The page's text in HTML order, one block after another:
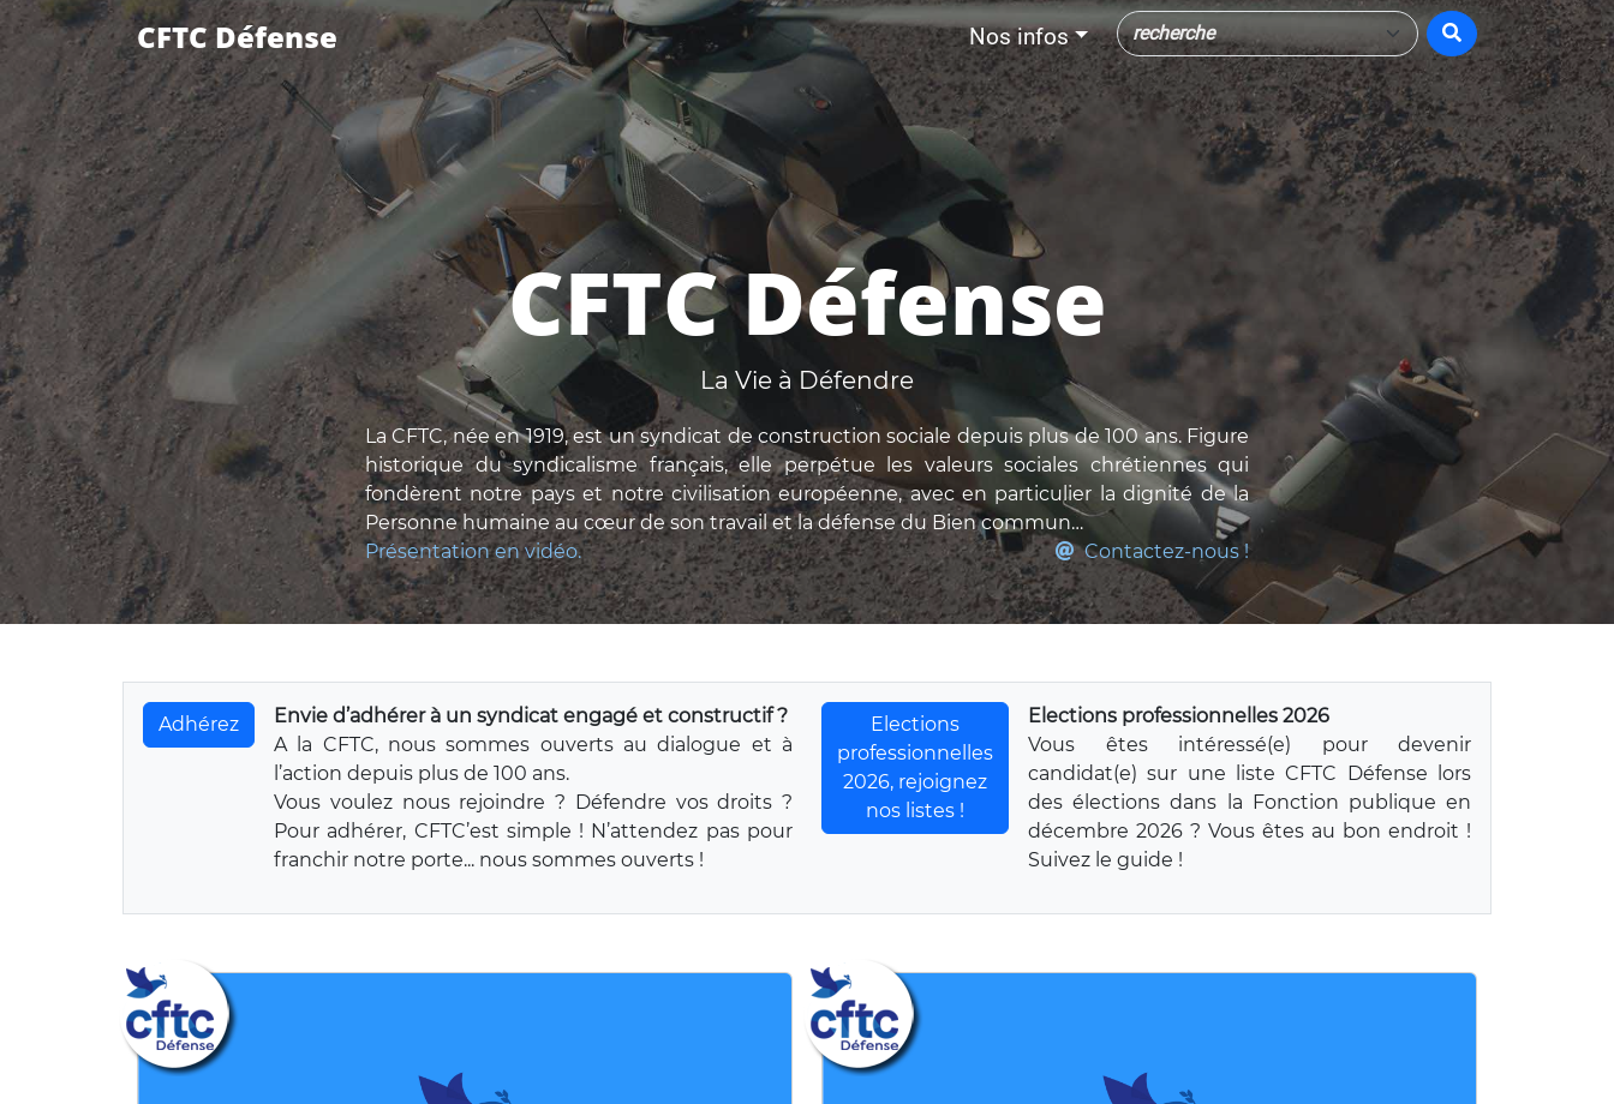
CFTC Défense Nos infos
CFTC Défense
La Vie à Défendre
La CFTC, née en 1919, est un syndicat de construction sociale depuis plus de 100 ans. Figure
historique du syndicalisme français, elle perpétue les valeurs sociales chrétiennes qui
fondèrent notre pays et notre civilisation européenne, avec en particulier la dignité de la
Personne humaine au cœur de son travail et la défense du Bien commun…
Présentation en vidéo.
Contactez-nous !
Adhérez
Envie d’adhérer à un syndicat engagé et constructif ?
A la CFTC, nous sommes ouverts au dialogue et à
l’action depuis plus de 100 ans.
Vous voulez nous rejoindre ? Défendre vos droits ?
Pour adhérer, CFTC’est simple ! N’attendez pas pour
franchir notre porte... nous sommes ouverts !
Elections
professionnelles
2026, rejoignez
nos listes !
Elections professionnelles 2026
Vous êtes intéressé(e) pour devenir
candidat(e) sur une liste CFTC Défense lors
des élections dans la Fonction publique en
décembre 2026 ? Vous êtes au bon endroit !
Suivez le guide !